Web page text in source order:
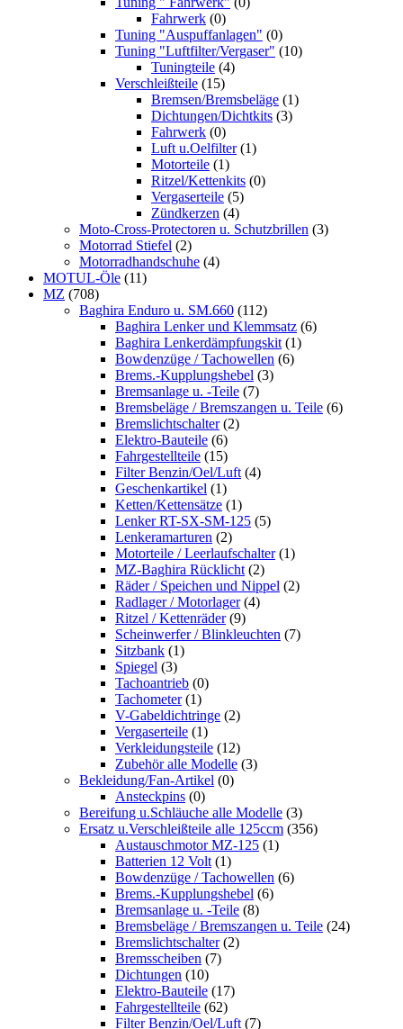
Fahrwerk (0)
Tuning "Auspuffanlagen" (0)
Tuning "Luftfilter/Vergaser" (10)
Tuningteile (4)
Verschleißteile (15)
Bremsen/Bremsbeläge (1)
Dichtungen/Dichtkits (3)
Fahrwerk (0)
Luft u.Oelfilter (1)
Motorteile (1)
Ritzel/Kettenkits (0)
Vergaserteile (5)
Zündkerzen (4)
Moto-Cross-Protectoren u. Schutzbrillen (3)
Motorrad Stiefel (2)
Motorradhandschuhe (4)
MOTUL-Öle (11)
MZ (708)
Baghira Enduro u. SM.660 (112)
Baghira Lenker und Klemmsatz (6)
Baghira Lenkerdämpfungskit (1)
Bowdenzüge / Tachowellen (6)
Brems.-Kupplungshebel (3)
Bremsanlage u. -Teile (7)
Bremsbeläge / Bremszangen u. Teile (6)
Bremslichtschalter (2)
Elektro-Bauteile (6)
Fahrgestellteile (15)
Filter Benzin/Oel/Luft (4)
Geschenkartikel (1)
Ketten/Kettensätze (1)
Lenker RT-SX-SM-125 (5)
Lenkeramarturen (2)
Motorteile / Leerlaufschalter (1)
MZ-Baghira Rücklicht (2)
Räder / Speichen und Nippel (2)
Radlager / Motorlager (4)
Ritzel / Kettenräder (9)
Scheinwerfer / Blinkleuchten (7)
Sitzbank (1)
Spiegel (3)
Tachoantrieb (0)
Tachometer (1)
V-Gabeldichtringe (2)
Vergaserteile (1)
Verkleidungsteile (12)
Zubehör alle Modelle (3)
Bekleidung/Fan-Artikel (0)
Ansteckpins (0)
Bereifung u.Schläuche alle Modelle (3)
Ersatz u.Verschleißteile alle 125ccm (356)
Austauschmotor MZ-125 (1)
Batterien 12 Volt (1)
Bowdenzüge / Tachowellen (6)
Brems.-Kupplungshebel (6)
Bremsanlage u. -Teile (8)
Bremsbeläge / Bremszangen u. Teile (24)
Bremslichtschalter (2)
Bremsscheiben (7)
Dichtungen (10)
Elektro-Bauteile (17)
Fahrgestellteile (62)
Filter Benzin/Oel/Luft (7)